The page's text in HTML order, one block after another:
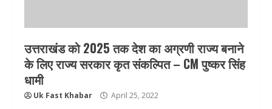
उत्तराखंड को 2025 तक देश का अग्रणी राज्य बनाने
के लिए राज्य सरकार कृत संकल्पित – CM पुष्कर सिंह
धामी
Uk Fast Khabar April 25, 2022